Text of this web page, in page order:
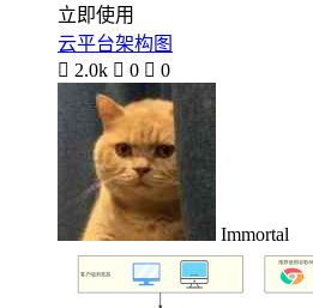
立即使用
云平台架构图
 2.0k  0  0
Immortal